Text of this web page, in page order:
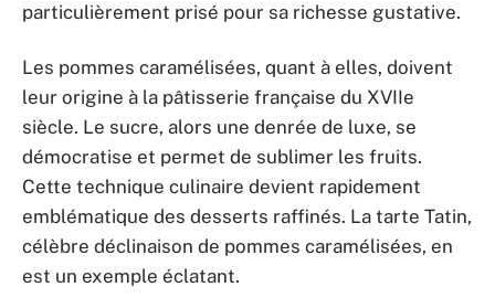
particulièrement prisé pour sa richesse gustative.
Les pommes caramélisées, quant à elles, doivent
leur origine à la pâtisserie française du XVIIe
siècle. Le sucre, alors une denrée de luxe, se
démocratise et permet de sublimer les fruits.
Cette technique culinaire devient rapidement
emblématique des desserts raffinés. La tarte Tatin,
célèbre déclinaison de pommes caramélisées, en
est un exemple éclatant.